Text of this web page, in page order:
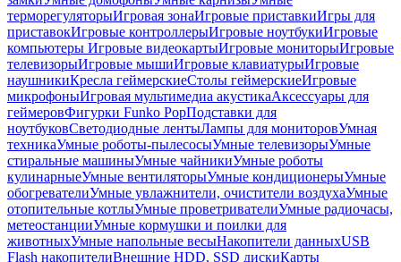
терморегуляторыИгровая зонаИгровые приставкиИгры для
приставокИгровые контроллерыИгровые ноутбукиИгровые
компьютеры Игровые видеокартыИгровые мониторыИгровые
телевизорыИгровые мышиИгровые клавиатурыИгровые
наушникиКресла геймерскиеСтолы геймерскиеИгровые
микрофоныИгровая мультимедиа акустикаАксессуары для
геймеровФигурки Funko PopПодставки для
ноутбуковСветодиодные лентыЛампы для мониторовУмная
техникаУмные роботы-пылесосыУмные телевизорыУмные
стиральные машиныУмные чайникиУмные роботы
кулинарныеУмные вентиляторыУмные кондиционерыУмные
обогревателиУмные увлажнители, очистители воздухаУмные
отопительные котлыУмные проветривателиУмные радиочасы,
метеостанцииУмные кормушки и поилки для
животныхУмные напольные весыНакопители данныхUSB
Flash накопителиВнешние HDD, SSD дискиКарты